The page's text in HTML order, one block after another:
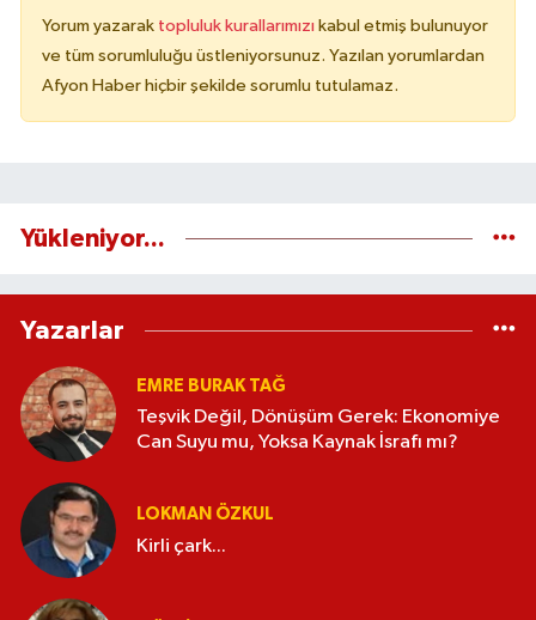
Yorum yazarak topluluk kurallarımızı kabul etmiş bulunuyor
ve tüm sorumluluğu üstleniyorsunuz. Yazılan yorumlardan
Afyon Haber hiçbir şekilde sorumlu tutulamaz.
Yükleniyor...
Yazarlar
EMRE BURAK TAĞ
Teşvik Değil, Dönüşüm Gerek: Ekonomiye
Can Suyu mu, Yoksa Kaynak İsrafı mı?
LOKMAN ÖZKUL
Kirli çark...